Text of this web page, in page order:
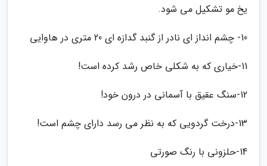
یخ مو تشکیل می شود.
10- چشم انداز ای نادر از گنبد گدازه ای 20 متری در هاوایی
11-خیاری که به شکلی خاص رشد کرده است!
12-سنگ عقیق با آسمانی در درون خود!
13-درخت گردویی که به نظر می رسد دارای چشم است!
14-حلزونی با رنگ صورتی